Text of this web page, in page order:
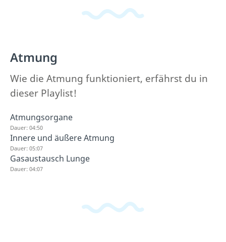
Atmung
Wie die Atmung funktioniert, erfährst du in
dieser Playlist!
Atmungsorgane
Dauer: 04:50
Innere und äußere Atmung
Dauer: 05:07
Gasaustausch Lunge
Dauer: 04:07